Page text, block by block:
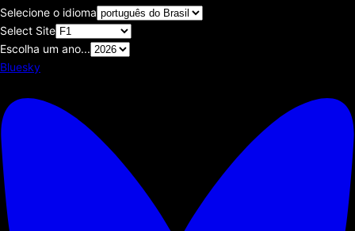
Selecione o idioma
Select Site
Escolha um ano...
Bluesky